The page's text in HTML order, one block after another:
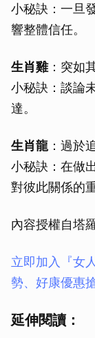
小秘訣：一旦
響整體信任。
生肖雞：突如
小秘訣：談論
達。
生肖龍 ：過於
小秘訣：在做
對彼此關係的重
內容授權自塔
立即加入『女
勢、好康優惠
延伸閱讀：